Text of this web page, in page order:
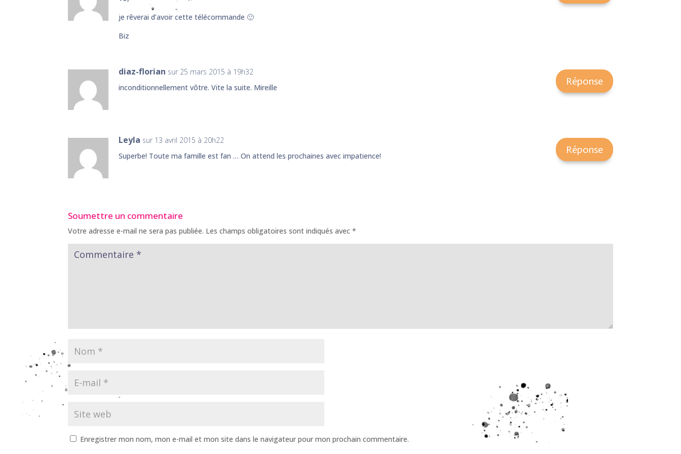
je rêverai d’avoir cette télécommande 🙂
Biz
diaz-florian sur 25 mars 2015 à 19h32
inconditionnellement vôtre. Vite la suite. Mireille
Réponse
Leyla sur 13 avril 2015 à 20h22
Superbe! Toute ma famille est fan … On attend les prochaines avec impatience!
Réponse
Soumettre un commentaire
Votre adresse e-mail ne sera pas publiée. Les champs obligatoires sont indiqués avec*
Enregistrer mon nom, mon e-mail et mon site dans le navigateur pour mon prochain commentaire.